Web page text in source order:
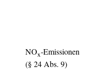
NOx-Emissionen
(§ 24 Abs. 9)